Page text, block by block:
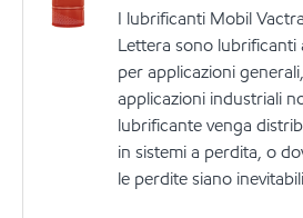
I lubrificanti Mobil
Lettera sono lubrificanti
per applicazioni
applicazioni industriali
lubrificante venga
in sistemi a perdita, o
le perdite siano inevitabili